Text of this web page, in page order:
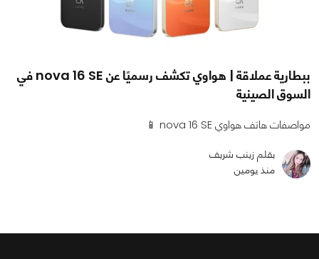
ببطارية عملاقة | هواوي تكشف رسميًا عن nova 16 SE في
السوق الصينية
مواصفات هاتف هواوي nova 16 SE 📱
بقلم زينب شريف
منذ يومين